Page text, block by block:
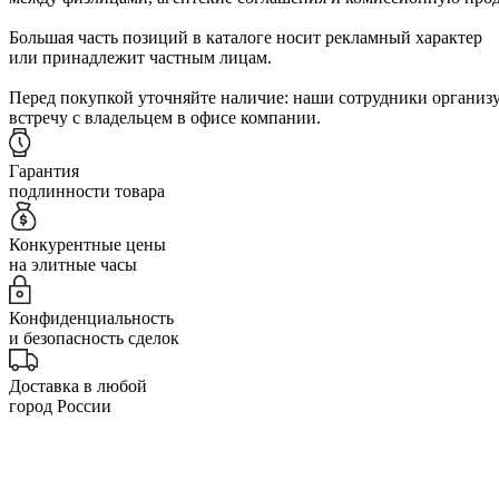
Большая часть позиций в каталоге носит рекламный характер
или принадлежит частным лицам.
Перед покупкой уточняйте наличие: наши сотрудники
встречу с владельцем в офисе компании.
Гарантия
подлинности товара
Конкурентные цены
на элитные часы
Конфиденциальность
и безопасность сделок
Доставка в любой
город России